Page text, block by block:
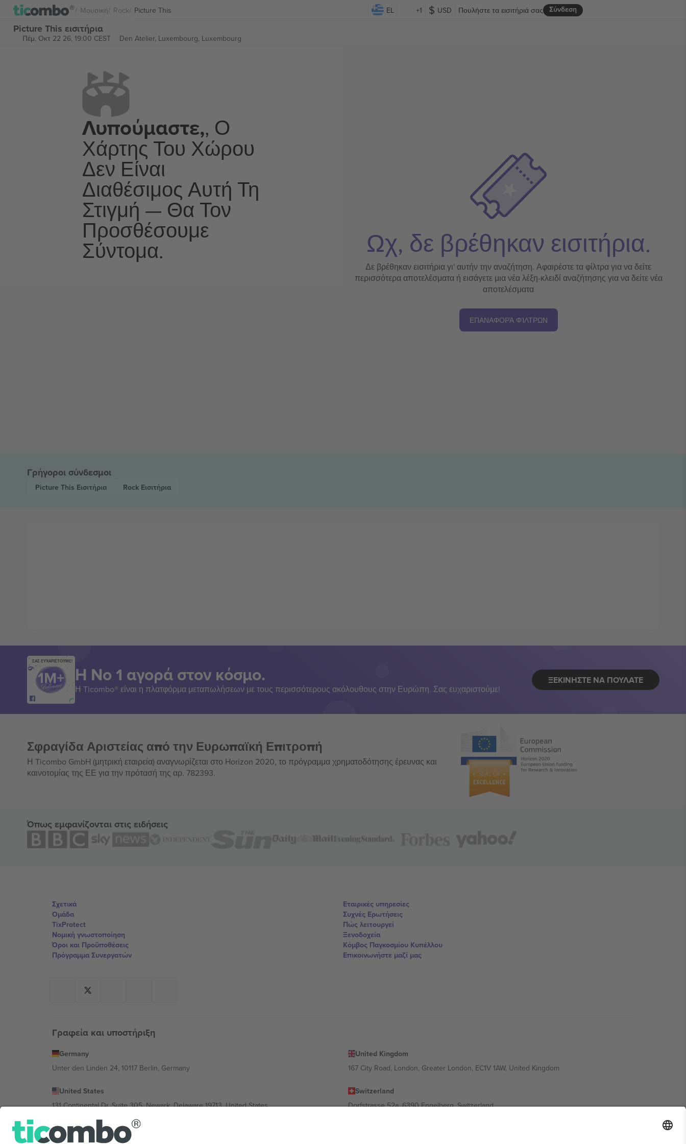
Μουσική Rock Picture This EL +1 USD Σύνδεση
Πουλήστε τα εισιτήριά σας
Picture This εισιτήρια
Πέμ, Οκτ 22 26, 19:00 CEST Den Atelier, Luxembourg, Luxembourg
Λυπούμαστε,, Ο
Χάρτης Του Χώρου
Δεν Είναι
Διαθέσιμος Αυτή Τη
Στιγμή — Θα Τον
Προσθέσουμε
Σύντομα. Ωχ, δε βρέθηκαν εισιτήρια.
Δε βρέθηκαν εισιτήρια γι' αυτήν την αναζήτηση. Αφαιρέστε τα φίλτρα για να δείτε
περισσότερα αποτελέσματα ή εισάγετε μια νέα λέξη-κλειδί αναζήτησης για να δείτε νέα
αποτελέσματα
ΕΠΑΝΑΦΟΡΆ ΦΊΛΤΡΩΝ
Γρήγοροι σύνδεσμοι
Picture This Εισιτήρια Rock Εισιτήρια
ΣΑΣ ΕΥΧΑΡΙΣΤΟΥΜΕ!
Η Νο 1 αγορά στον κόσμο.
Η Ticombo® είναι η πλατφόρμα μεταπωλήσεων με τους περισσότερους ακόλουθους στην Ευρώπη. Σας ευχαριστούμε!
ΞΕΚΙΝΉΣΤΕ ΝΑ ΠΟΥΛΆΤΕ
Σφραγίδα Αριστείας από την Ευρωπαϊκή Επιτροπή
Η Ticombo GmbH (μητρική εταιρεία) αναγνωρίζεται στο Horizon 2020, το πρόγραμμα χρηματοδότησης έρευνας και
καινοτομίας της ΕΕ για την πρότασή της αρ. 782393.
Όπως εμφανίζονται στις ειδήσεις
Σχετικά
Ομάδα
TixProtect
Νομική γνωστοποίηση
Όροι και Προΰποθέσεις
Πρόγραμμα Συνεργατών
Εταιρικές υπηρεσίες
Συχνές Ερωτήσεις
Πώς λειτουργεί
Ξενοδοχεία
Κόμβος Παγκοσμίου Κυπέλλου
Επικοινωνήστε μαζί μας
Γραφεία και υποστήριξη
Germany
Unter den Linden 24, 10117 Berlin, Germany
United Kingdom
167 City Road, London, Greater London, EC1V 1AW, United Kingdom
United States
131 Continental Dr, Suite 305, Newark, Delaware 19713, United States
Switzerland
Dorfstrasse 52a, 6390 Engelberg, Switzerland
Bulgaria